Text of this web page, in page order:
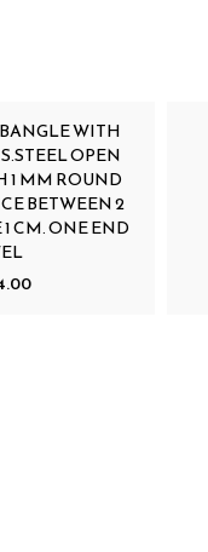
WITH
OPEN
1 MM ROUND
BETWEEN 2
CM. ONE END